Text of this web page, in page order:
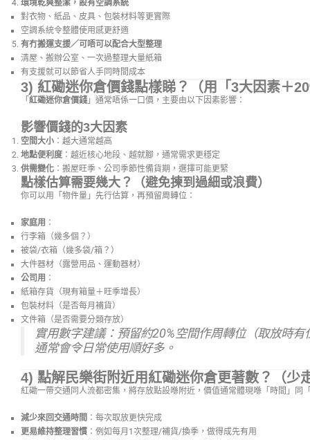
環境乾爽整潔，設有空調系統
對衣物、紙品、皮具、包裝材料等更實際
空調系統令整體使用感更舒適
有冇搬運支援／可唔可以配合大型整理
清屋、搬辦公室、一次過整理大量紙箱
有支援就可以節省人手同時間成本
3) 紅磡迷你倉價錢點樣睇？（用「3大因素＋
「 紅磡迷你倉價錢 」通常唔係一口價，主要由以下因素影響：
影響價錢的3大因素
空間大小 ：越大通常越高
地點便利度 ：越近核心地段、越就腳，通常需求更穩定
供需變化 ：搬屋旺季、公司季節性備貨期，選擇可能更緊
點樣估算需要幾大？（避免揀到過細或浪費）
你可以用「物件量」先行估算，再預留周轉位：
家庭用 ：
行李箱（幾多個？）
被袋/衣箱（幾多袋/箱？）
大件器材（露營用品、運動器材）
公司用 ：
紙箱存貨（現有箱量＋旺季增長）
包裝材料（是否每月補貨）
文件箱（是否需要分類存放）
實用數字建議：預留約20%空間作周轉位（取放時有
通常會令日常使用順好多。
4) 點解民樂街附近用紅磡迷你倉更著數？（少
紅磡一帶交通同人流都密集，將存放點設喺附近，價值通常體現喺「時間」同
減少來回交通時間 ：每次取放更快完成
更易維持整理習慣 ：例如每月1次整理/補貨/換季，做得成先有用